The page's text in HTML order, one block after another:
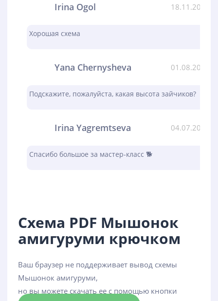
Irina Ogol 18.11.2023
Хорошая схема
Yana Chernysheva 01.08.2023
Подскажите, пожалуйста, какая высота зайчиков?
Irina Yagremtseva 04.07.2023
Спасибо большое за мастер-класс 🐕
Схема PDF Мышонок
амигуруми крючком
Ваш браузер не поддерживает вывод схемы
Мышонок амигуруми,
но вы можете скачать ее с помощью кнопки